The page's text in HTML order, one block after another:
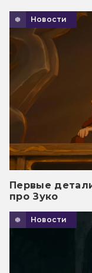
Новости
Первые
про Зуко
Новости